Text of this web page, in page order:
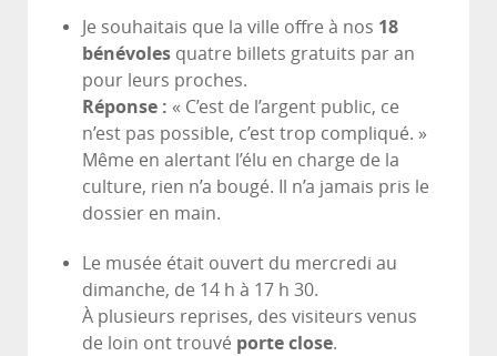
Je souhaitais que la ville offre à nos 18
bénévoles quatre billets gratuits par an
pour leurs proches.
Réponse : « C’est de l’argent public, ce
n’est pas possible, c’est trop compliqué. »
Même en alertant l’élu en charge de la
culture, rien n’a bougé. Il n’a jamais pris le
dossier en main.
Le musée était ouvert du mercredi au
dimanche, de 14 h à 17 h 30.
À plusieurs reprises, des visiteurs venus
de loin ont trouvé porte close.